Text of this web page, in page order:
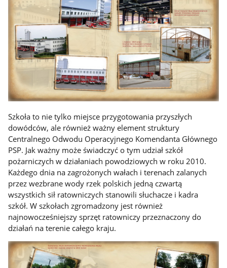
Szkoła to nie tylko miejsce przygotowania przyszłych
dowódców, ale również ważny element struktury
Centralnego Odwodu Operacyjnego Komendanta Głównego
PSP. Jak ważny może świadczyć o tym udział szkół
pożarniczych w działaniach powodziowych w roku 2010.
Każdego dnia na zagrożonych wałach i terenach zalanych
przez wezbrane wody rzek polskich jedną czwartą
wszystkich sił ratowniczych stanowili słuchacze i kadra
szkół. W szkołach zgromadzony jest również
najnowocześniejszy sprzęt ratowniczy przeznaczony do
działań na terenie całego kraju.